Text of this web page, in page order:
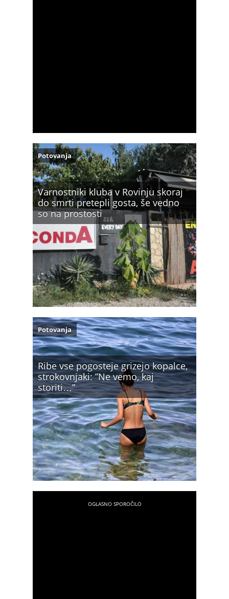
Varnostniki kluba v Rovinju skoraj
do smrti pretepli gosta, še vedno
so na prostosti
Potovanja
Ribe vse pogosteje grizejo kopalce,
strokovnjaki: ”Ne vemo, kaj
storiti…”
Potovanja